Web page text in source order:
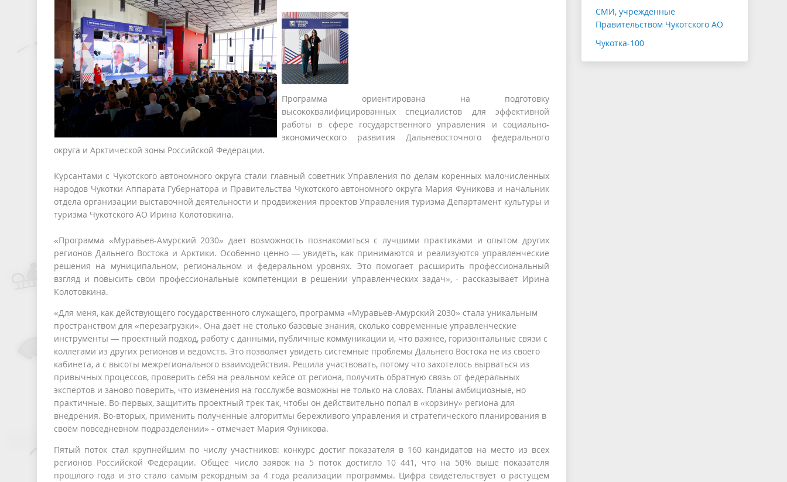
Программа ориентирована на подготовку
высококвалифицированных специалистов для эффективной
работы в сфере государственного управления и социально-
экономического развития Дальневосточного федерального
округа и Арктической зоны Российской Федерации.
Курсантами с Чукотского автономного округа стали главный советник Управления по делам коренных малочисленных
народов Чукотки Аппарата Губернатора и Правительства Чукотского автономного округа Мария Фуникова и начальник
отдела организации выставочной деятельности и продвижения проектов Управления туризма Департамент культуры и
туризма Чукотского АО Ирина Колотовкина.
«Программа «Муравьев-Амурский 2030» дает возможность познакомиться с лучшими практиками и опытом других
регионов Дальнего Востока и Арктики. Особенно ценно — увидеть, как принимаются и реализуются управленческие
решения на муниципальном, региональном и федеральном уровнях. Это помогает расширить профессиональный
взгляд и повысить свои профессиональные компетенции в решении управленческих задач», - рассказывает Ирина
Колотовкина.
«Для меня, как действующего государственного служащего, программа «Муравьев-Амурский 2030» стала уникальным
пространством для «перезагрузки». Она даёт не столько базовые знания, сколько современные управленческие
инструменты — проектный подход, работу с данными, публичные коммуникации и, что важнее, горизонтальные связи с
коллегами из других регионов и ведомств. Это позволяет увидеть системные проблемы Дальнего Востока не из своего
кабинета, а с высоты межрегионального взаимодействия. Решила участвовать, потому что захотелось вырваться из
привычных процессов, проверить себя на реальном кейсе от региона, получить обратную связь от федеральных
экспертов и заново поверить, что изменения на госслужбе возможны не только на словах. Планы амбициозные, но
практичные. Во-первых, защитить проектный трек так, чтобы он действительно попал в «корзину» региона для
внедрения. Во-вторых, применить полученные алгоритмы бережливого управления и стратегического планирования в
своём повседневном подразделении» - отмечает Мария Фуникова.
Пятый поток стал крупнейшим по числу участников: конкурс достиг показателя в 160 кандидатов на место из всех
регионов Российской Федерации. Общее число заявок на 5 поток достигло 10 441, что на 50% выше показателя
прошлого года и это стало самым рекордным за 4 года реализации программы. Цифра свидетельствует о растущем
СМИ, учрежденные
Правительством Чукотского АО
Чукотка-100